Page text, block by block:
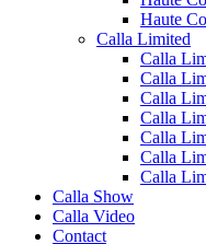
Haute
Calla Limited
Calla
Calla
Calla
Calla
Calla
Calla
Calla
Calla Show
Calla Video
Contact